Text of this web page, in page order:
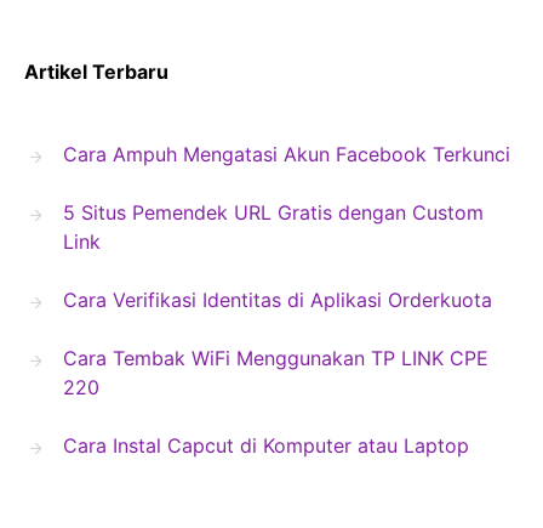
Artikel Terbaru
Cara Ampuh Mengatasi Akun Facebook Terkunci
5 Situs Pemendek URL Gratis dengan Custom
Link
Cara Verifikasi Identitas di Aplikasi Orderkuota
Cara Tembak WiFi Menggunakan TP LINK CPE
220
Cara Instal Capcut di Komputer atau Laptop